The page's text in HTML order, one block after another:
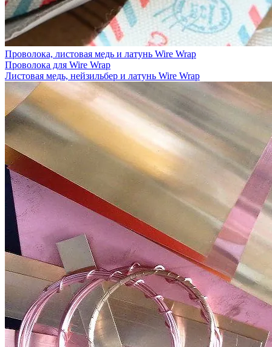
Проволока, листовая медь и латунь Wire Wrap
Проволока для Wire Wrap
Листовая медь, нейзильбер и латунь Wire Wrap